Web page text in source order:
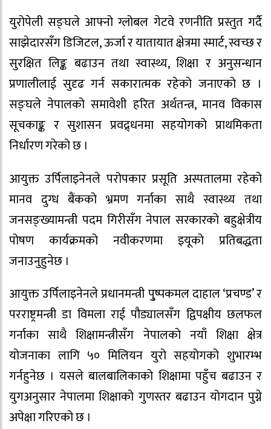
युरोपेली सङ्घले आफ्नो ग्लोबल गेटवे रणनीति प्रस्तुत गर्दै
साझेदारसँग डिजिटल, ऊर्जा र यातायात क्षेत्रमा स्मार्ट, स्वच्छ र
सुरक्षित लिङ्क बढाउन तथा स्वास्थ्य, शिक्षा र अनुसन्धान
प्रणालीलाई सुदृढ गर्न सकारात्मक रहेको जनाएको छ ।
सङ्घले नेपालको समावेशी हरित अर्थतन्त्र, मानव विकास
सूचकाङ्क र सुशासन प्रवद्र्धनमा सहयोगको प्राथमिकता
निर्धारण गरेको छ ।
आयुक्त उर्पिलाइनेनले परोपकार प्रसूति अस्पतालमा रहेको
मानव दुग्ध बैंकको भ्रमण गर्नाका साथै स्वास्थ्य तथा
जनसङ्ख्यामन्त्री पदम गिरीसँग नेपाल सरकारको बहुक्षेत्रीय
पोषण कार्यक्रमको नवीकरणमा इयूको प्रतिबद्धता
जनाउनुहुनेछ ।
आयुक्त उर्पिलाइनेनले प्रधानमन्त्री पु्ष्पकमल दाहाल ‘प्रचण्ड’ र
परराष्ट्रमन्त्री डा विमला राई पौड्यालसँग द्विपक्षीय छलफल
गर्नाका साथै शिक्षामन्त्रीसँग नेपालको नयाँ शिक्षा क्षेत्र
योजनाका लागि ५० मिलियन युरो सहयोगको शुभारम्भ
गर्नहुनेछ । यसले बालबालिकाको शिक्षामा पहुँच बढाउन र
युगअनुसार नेपालमा शिक्षाको गुणस्तर बढाउन योगदान पुग्ने
अपेक्षा गरिएको छ ।